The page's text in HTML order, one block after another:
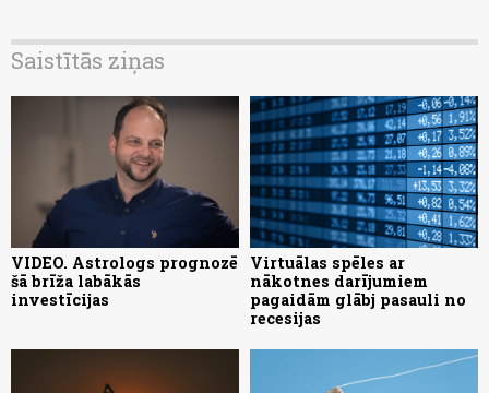
Saistītās ziņas
VIDEO. Astrologs prognozē
šā brīža labākās
investīcijas
Virtuālas spēles ar
nākotnes darījumiem
pagaidām glābj pasauli no
recesijas